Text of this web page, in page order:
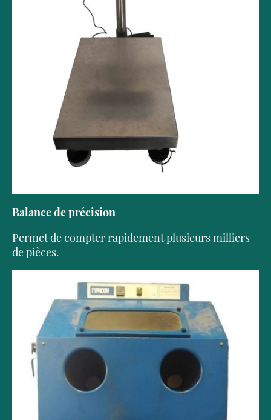
Balance de précision
Permet de compter rapidement plusieurs milliers
de pièces.